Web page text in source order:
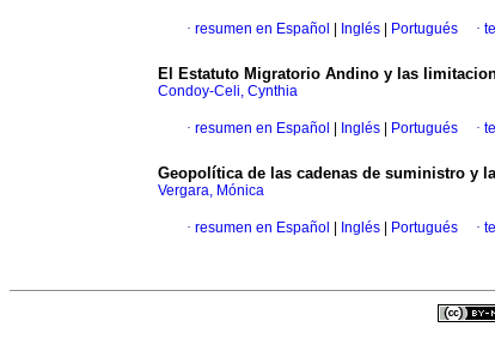
· resumen en Español Inglés Portugués ·
El Estatuto Migratorio Andino y las
Condoy-Celi, Cynthia
· resumen en Español Inglés Portugués ·
Geopolítica de las cadenas de suministro y
Vergara, Mónica
· resumen en Español Inglés Portugués ·